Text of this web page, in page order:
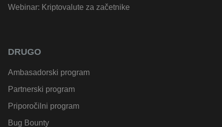
Webinar: Kriptovalute za začetnike
DRUGO
Ambasadorski program
Partnerski program
Priporočilni program
Bug Bounty